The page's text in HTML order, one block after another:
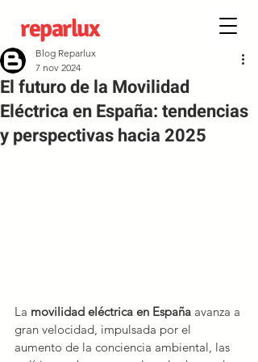
reparlux
El futuro de la Movilidad
Eléctrica en España: tendencias
y perspectivas hacia 2025
Blog Reparlux
7 nov 2024
La movilidad eléctrica en España avanza a
gran velocidad, impulsada por el
aumento de la conciencia ambiental, las